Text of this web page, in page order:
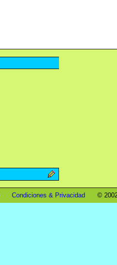
Condiciones & Privacidad ©